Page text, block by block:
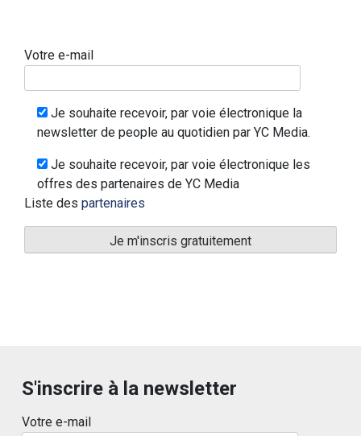
Votre e-mail
Je souhaite recevoir, par voie électronique la
newsletter de people au quotidien par YC Media.
Je souhaite recevoir, par voie électronique les
offres des partenaires de YC Media
Liste des partenaires
S'inscrire à la newsletter
Votre e-mail